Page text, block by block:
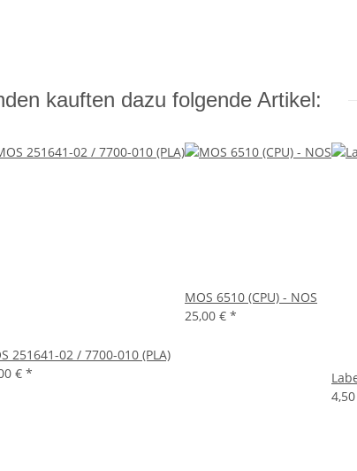
kauften dazu folgende Artikel:
251641-02 / 7700-010 (PLA)
€ *
MOS 6510 (CPU) - NOS
25,00 € *